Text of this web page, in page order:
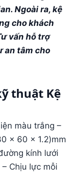
Ngoài ra, kệ
cho khách
vấn hỗ trợ
an tâm cho
thuật Kệ
màu trắng –
x 60 x 1.2)mm
kính lưới
Chịu lực mỗi